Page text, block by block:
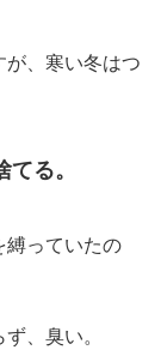
、寒い冬はつ
る。
縛っていたの
、臭い。